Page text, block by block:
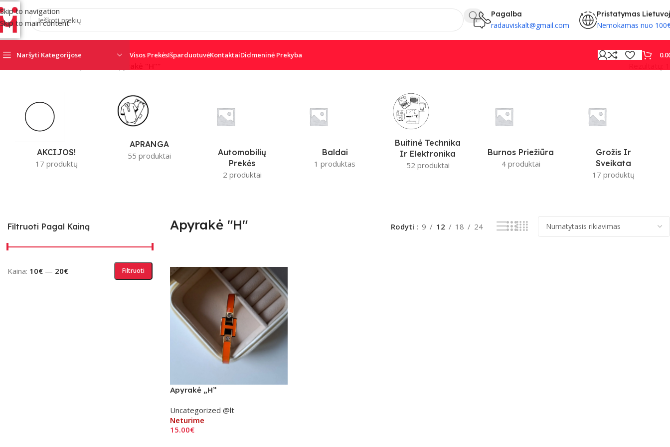
Skip to navigation
Skip to main content
Pagalba
radauviskalt@gmail.com
Pristatymas
Nemokamas nuo
Naršyti Kategorijose
PARADOX
Visos PrekėsIšparduotuvėKontaktaiDidmeninė Prekyba
AKCIJOS!
17 produktų
APRANGA
55 produktai
Automobilių
Prekės
2 produktai
Baldai
1 produktas
Buitinė Technika
Ir Elektronika
52 produktai
Burnos Priežiūra
4 produktai
Grožis Ir
Sveikata
17 produktų
Filtruoti Pagal Kainą
Filtruoti
Kaina: 10€ — 20€
Apyrakė "H" Rodyti 9 12 18 24
Apyrakė „H”
Uncategorized @lt
Neturime
15.00€